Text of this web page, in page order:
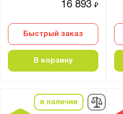
16 893₽
Быстрый заказ
В корзину
в наличии
2 экрана
2 экрана и крепление
2 экрана и освещение
2 экрана с подсветкой
Опция
С освещением